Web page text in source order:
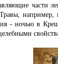
части
например,
- ночью в